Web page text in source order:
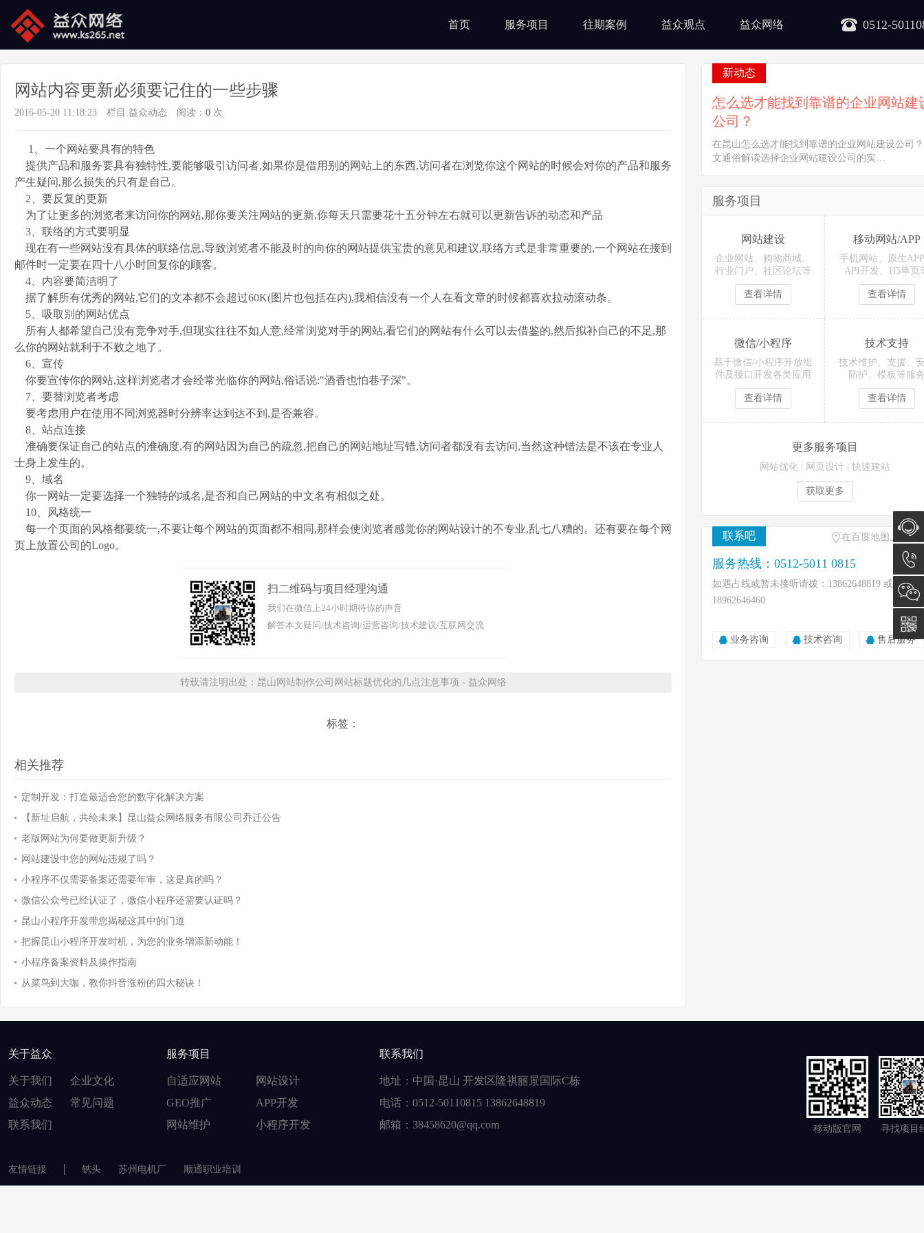
0512-
首页 服务项目 往期案例 益众观点 益众网络
网站内容更新必须要记住的一些步骤
2016-05-20 11:18:23 栏目:益众动态 阅读： 0 次
1、一个网站要具有的特色
提供产品和服务要具有独特性,要能够吸引访问者,如果你是借用别的网站上的东西,访问者在浏览你这个网站的时候会对你的产品和服务
产生疑问,那么损失的只有是自己。
2、要反复的更新
为了让更多的浏览者来访问你的网站,那你要关注网站的更新,你每天只需要花十五分钟左右就可以更新告诉的动态和产品
3、联络的方式要明显
现在有一些网站没有具体的联络信息,导致浏览者不能及时的向你的网站提供宝贵的意见和建议,联络方式是非常重要的,一个网站在接到
邮件时一定要在四十八小时回复你的顾客。
4、内容要简洁明了
据了解所有优秀的网站,它们的文本都不会超过60K(图片也包括在内),我相信没有一个人在看文章的时候都喜欢拉动滚动条。
5、吸取别的网站优点
所有人都希望自己没有竞争对手,但现实往往不如人意,经常浏览对手的网站,看它们的网站有什么可以去借鉴的,然后拟补自己的不足,那
么你的网站就利于不败之地了。
6、宣传
你要宣传你的网站,这样浏览者才会经常光临你的网站,俗话说:"酒香也怕巷子深"。
7、要替浏览者考虑
要考虑用户在使用不同浏览器时分辨率达到达不到,是否兼容。
8、站点连接
准确要保证自己的站点的准确度,有的网站因为自己的疏忽,把自己的网站地址写错,访问者都没有去访问,当然这种错法是不该在专业人
士身上发生的。
9、域名
你一网站一定要选择一个独特的域名,是否和自己网站的中文名有相似之处。
10、风格统一
每一个页面的风格都要统一,不要让每个网站的页面都不相同,那样会使浏览者感觉你的网站设计的不专业,乱七八糟的。还有要在每个网
页上放置公司的Logo。
扫二维码与项目经理沟通
我们在微信上24小时期待你的声音
解答本文疑问/技术咨询/运营咨询/技术建议/互联网交流
转载请注明出处：昆山网站制作公司网站标题优化的几点注意事项 - 益众网络
标签：
相关推荐
定制开发：打造最适合您的数字化解决方案
【新址启航，共绘未来】昆山益众网络服务有限公司乔迁公告
老版网站为何要做更新升级？
网站建设中您的网站违规了吗？
小程序不仅需要备案还需要年审，这是真的吗？
微信公众号已经认证了，微信小程序还需要认证吗？
昆山小程序开发带您揭秘这其中的门道
把握昆山小程序开发时机，为您的业务增添新动能！
小程序备案资料及操作指南
从菜鸟到大咖，教你抖音涨粉的四大秘诀！
新动态
怎么选才能找到靠谱的企业网站建
公司？
在昆山怎么选才能找到靠谱的企业网站建设公司
文通俗解读选择企业网站建设公司的实…
服务项目
网站建设
企业网站、购物商城、
行业门户、社区论坛等
查看详情
移动网站/APP
手机网站、原生
API开发、H5单页
查看详情
微信/小程序
基于微信/小程序开放组
件及接口开发各类应用
查看详情
技术支持
技术维护、支援、
防护、模板等服
查看详情
更多服务项目
网站优化 网页设计 快速建站
获取更多
联系吧 在百度地图上找到
服务热线：0512-5011 0815
如遇占线或暂未接听请拨：13862648819 或
18962646460
业务咨询 技术咨询 售后服务
关于益众
关于我们
企业文化
益众动态
常见问题
联系我们
服务项目
自适应网站
网站设计
GEO推广
APP开发
网站维护
小程序开发
联系我们
地址：中国·昆山 开发区隆祺丽景国际C栋
电话：0512-50110815 13862648819
邮箱：38458620@qq.com
移动版官网 寻找项目
友情链接 铣头 苏州电机厂 顺通职业培训
在线咨
询
0512-
5011